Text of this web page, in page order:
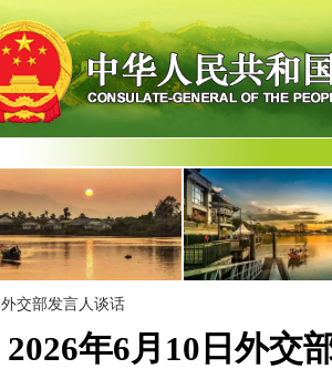
外交部发言人谈话
2026年6月10日外交